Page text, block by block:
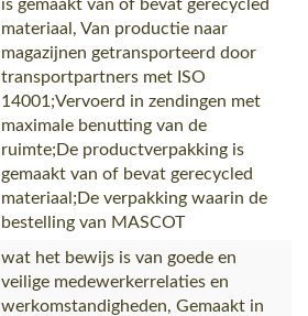
is gemaakt van of bevat gerecycled
materiaal, Van productie naar
magazijnen getransporteerd door
transportpartners met ISO
14001;Vervoerd in zendingen met
maximale benutting van de
ruimte;De productverpakking is
gemaakt van of bevat gerecycled
materiaal;De verpakking waarin de
bestelling van MASCOT
wat het bewijs is van goede en
veilige medewerkerrelaties en
werkomstandigheden, Gemaakt in